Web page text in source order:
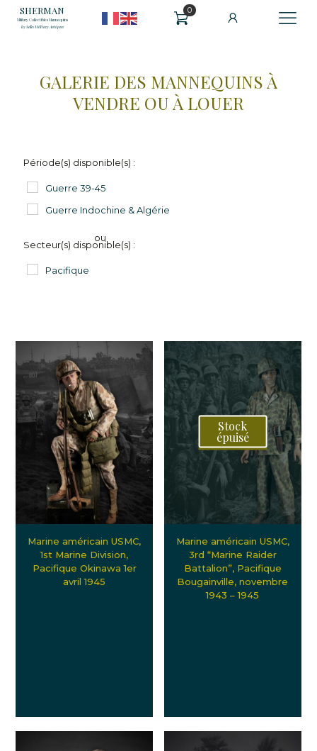
SHERMAN
Military Collectibles Mannequins
by Selles Military Antiques
0
GALERIE DES MANNEQUINS À
VENDRE OU À LOUER
Période(s) disponible(s) :
Guerre 39-45
Guerre Indochine & Algérie
ou
Secteur(s) disponible(s) :
Pacifique
Marine américain USMC,
1st Marine Division,
Pacifique Okinawa 1er
avril 1945
Stock
épuisé
Marine américain USMC,
3rd “Marine Raider
Battalion”, Pacifique
Bougainville, novembre
1943 – 1945